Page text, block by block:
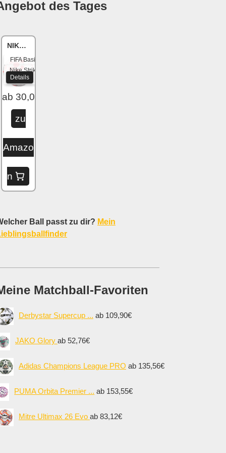
des Tages
NIKE Academy
FIFA Basic
Nike Strike
2020
Details
ab 30,04 €
zu
Amazo
n
Ball passt zu dir? Mein
Matchball-Favoriten
Derbystar Supercup ... ab 109,90€
JAKO Glory ab 52,76€
Adidas Champions League PRO ab 135,56€
PUMA Orbita Premier ... ab 153,55€
Mitre Ultimax 26 Evo ab 83,12€